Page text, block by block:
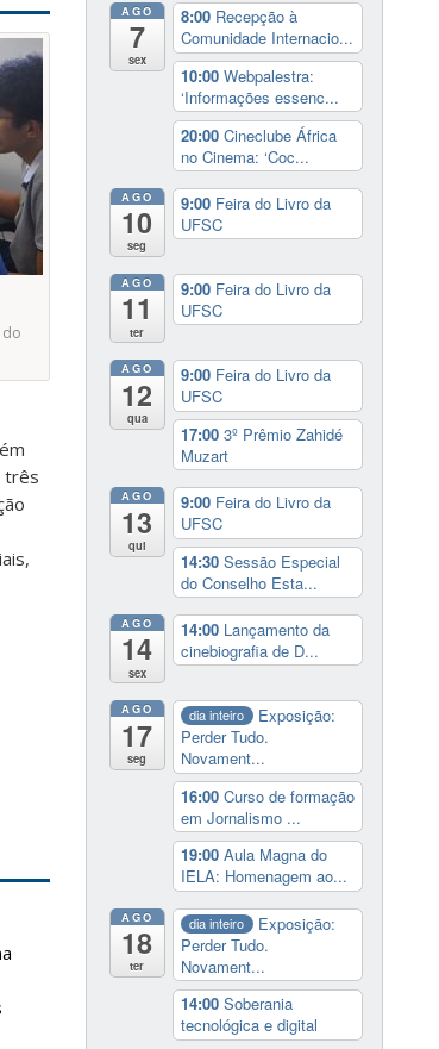
do
três
AGO
7
sex
8:00 Recepção à
Comunidade Internacio...
10:00 Webpalestra:
‘Informações essenc...
20:00 Cineclube África
no Cinema: ‘Coc...
AGO
10
seg
9:00 Feira do Livro da
UFSC
AGO
11
ter
9:00 Feira do Livro da
UFSC
AGO
12
qua
9:00 Feira do Livro da
UFSC
17:00 3º Prêmio Zahidé
Muzart
AGO
13
qui
9:00 Feira do Livro da
UFSC
14:30 Sessão Especial
do Conselho Esta...
AGO
14
sex
14:00 Lançamento da
cinebiografia de D...
AGO
17
seg
dia inteiro
Exposição:
Perder Tudo.
Novament...
16:00 Curso de formação
em Jornalismo ...
19:00 Aula Magna do
IELA: Homenagem ao...
AGO
18
ter
dia inteiro
Exposição:
Perder Tudo.
Novament...
14:00 Soberania
tecnológica e digital